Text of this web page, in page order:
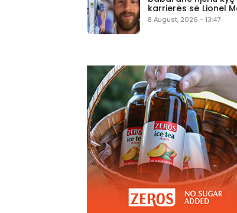
karrierës së Lionel
8 August, 2026 - 13:47